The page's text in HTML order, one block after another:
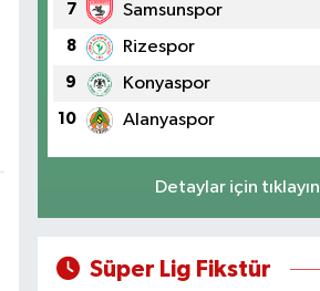
7 Samsunspor
8 Rizespor
9 Konyaspor
10 Alanyaspor
Detaylar için tıklayın
Süper Lig Fikstür